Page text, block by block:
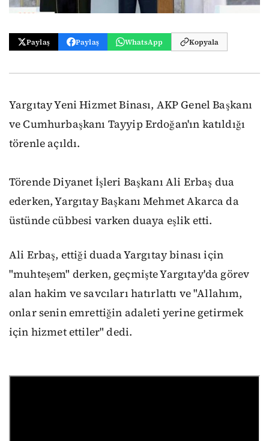
Paylaş Paylaş WhatsApp Kopyala
Yargıtay Yeni Hizmet Binası, AKP Genel Başkanı
ve Cumhurbaşkanı Tayyip Erdoğan'ın katıldığı
törenle açıldı.
Törende Diyanet İşleri Başkanı Ali Erbaş dua
ederken, Yargıtay Başkanı Mehmet Akarca da
üstünde cübbesi varken duaya eşlik etti.
Ali Erbaş, ettiği duada Yargıtay binası için
"muhteşem" derken, geçmişte Yargıtay'da görev
alan hakim ve savcıları hatırlattı ve "Allahım,
onlar senin emrettiğin adaleti yerine getirmek
için hizmet ettiler" dedi.